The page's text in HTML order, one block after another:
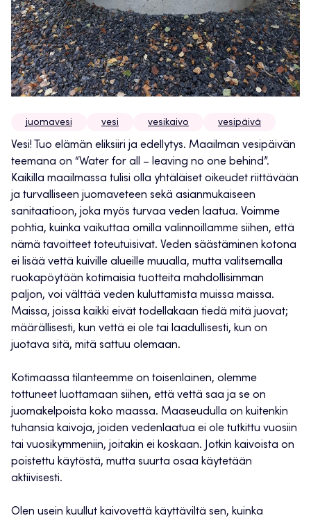
juomavesi vesi vesikaivo vesipäivä
Vesi! Tuo elämän eliksiiri ja edellytys. Maailman vesipäivän
teemana on “Water for all – leaving no one behind”.
Kaikilla maailmassa tulisi olla yhtäläiset oikeudet riittävään
ja turvalliseen juomaveteen sekä asianmukaiseen
sanitaatioon, joka myös turvaa veden laatua. Voimme
pohtia, kuinka vaikuttaa omilla valinnoillamme siihen, että
nämä tavoitteet toteutuisivat. Veden säästäminen kotona
ei lisää vettä kuiville alueille muualla, mutta valitsemalla
ruokapöytään kotimaisia tuotteita mahdollisimman
paljon, voi välttää veden kuluttamista muissa maissa.
Maissa, joissa kaikki eivät todellakaan tiedä mitä juovat;
määrällisesti, kun vettä ei ole tai laadullisesti, kun on
juotava sitä, mitä sattuu olemaan.
Kotimaassa tilanteemme on toisenlainen, olemme
tottuneet luottamaan siihen, että vettä saa ja se on
juomakelpoista koko maassa. Maaseudulla on kuitenkin
tuhansia kaivoja, joiden vedenlaatua ei ole tutkittu vuosiin
tai vuosikymmeniin, joitakin ei koskaan. Jotkin kaivoista on
poistettu käytöstä, mutta suurta osaa käytetään
aktiivisesti.
Olen usein kuullut kaivovettä käyttäviltä sen, kuinka